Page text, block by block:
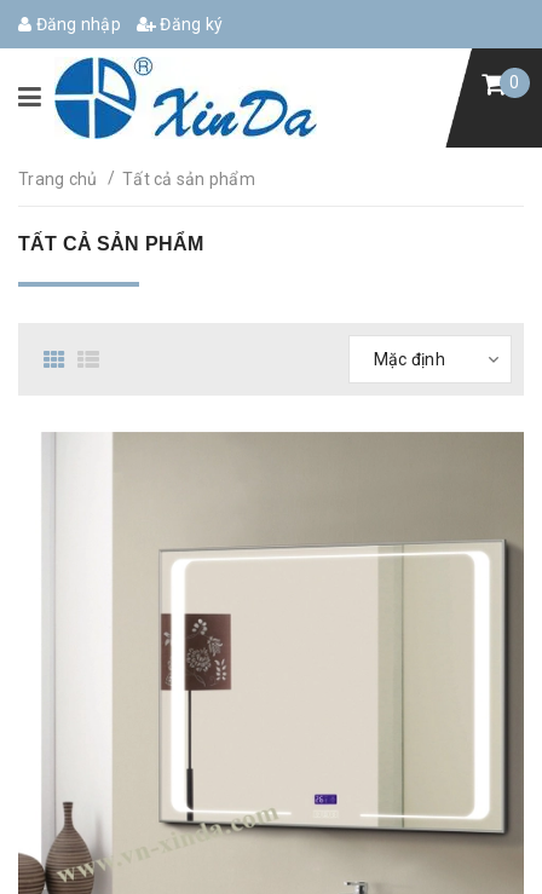
Đăng nhập Đăng ký
0
Trang chủ / Tất cả sản phẩm
TẤT CẢ SẢN PHẨM